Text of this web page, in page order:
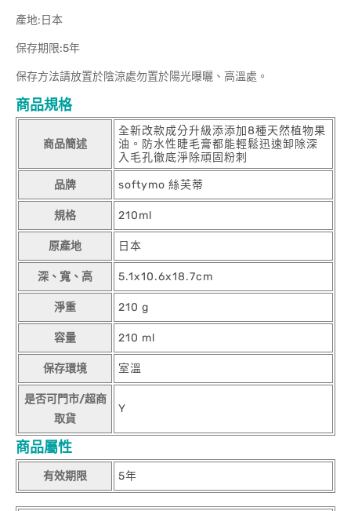
產地:日本
保存期限:5年
保存方法請放置於陰涼處勿置於陽光曝曬、高溫處。
商品規格
商品簡述
全新改款成分升級添添加8種天然植物果
油。防水性睫毛膏都能輕鬆迅速卸除深
入毛孔徹底淨除頑固粉刺
品牌 softymo 絲芙蒂
規格 210ml
原產地 日本
深、寬、高 5.1x10.6x18.7cm
淨重 210 g
容量 210 ml
保存環境 室溫
是否可門市/超商
取貨
Y
商品屬性
有效期限 5年